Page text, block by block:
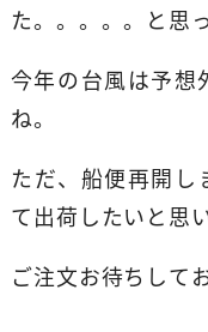
た。。。。。と思
今年の台風は予想
ね。
ただ、船便再開し
て出荷したいと思
ご注文お待ちして